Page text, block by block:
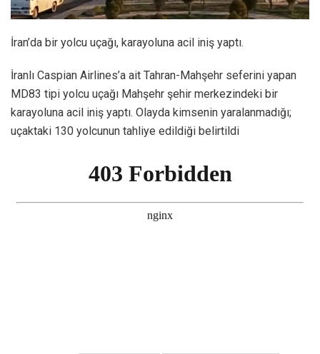
İran’da bir yolcu uçağı, karayoluna acil iniş yaptı.
İranlı Caspian Airlines’a ait Tahran-Mahşehr seferini yapan
MD83 tipi yolcu uçağı Mahşehr şehir merkezindeki bir
karayoluna acil iniş yaptı. Olayda kimsenin yaralanmadığı;
uçaktaki 130 yolcunun tahliye edildiği belirtildi